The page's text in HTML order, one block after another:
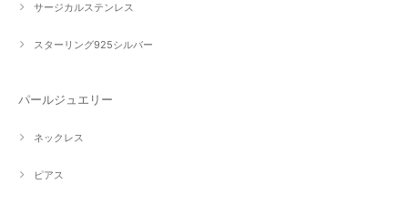
サージカルステンレス
スターリング925シルバー
パールジュエリー
ネックレス
ピアス